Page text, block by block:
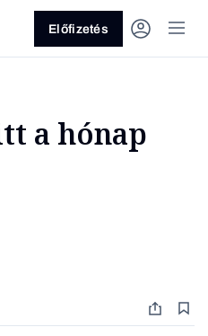
Előfizetés
a hónap